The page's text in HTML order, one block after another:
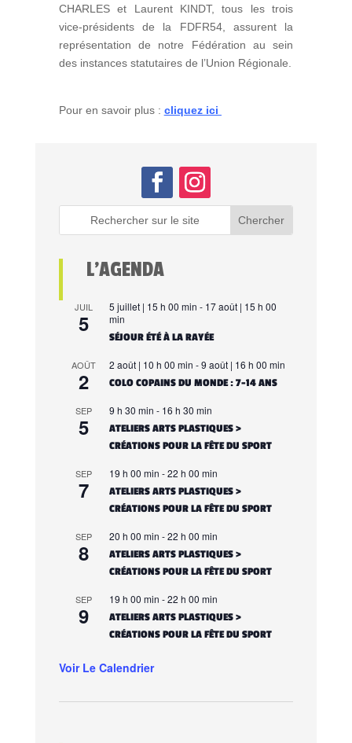
CHARLES et Laurent KINDT, tous les trois
vice-présidents de la FDFR54, assurent la
représentation de notre Fédération au sein
des instances statutaires de l’Union Régionale.
Pour en savoir plus : cliquez ici
L’AGENDA
JUIL
5
5 juillet | 15 h 00 min - 17 août | 15 h 00
min
SÉJOUR ÉTÉ À LA RAYÉE
AOÛT
2
2 août | 10 h 00 min -9 août | 16 h 00 min
COLO COPAINS DU MONDE : 7-14 ANS
SEP
5
9 h 30 min - 16 h 30 min
ATELIERS ARTS PLASTIQUES >
CRÉATIONS POUR LA FÊTE DU SPORT
SEP
7
19 h 00 min -22 h 00 min
ATELIERS ARTS PLASTIQUES >
CRÉATIONS POUR LA FÊTE DU SPORT
SEP
8
20 h 00 min -22 h 00 min
ATELIERS ARTS PLASTIQUES >
CRÉATIONS POUR LA FÊTE DU SPORT
SEP
9
19 h 00 min -22 h 00 min
ATELIERS ARTS PLASTIQUES >
CRÉATIONS POUR LA FÊTE DU SPORT
Voir Le Calendrier